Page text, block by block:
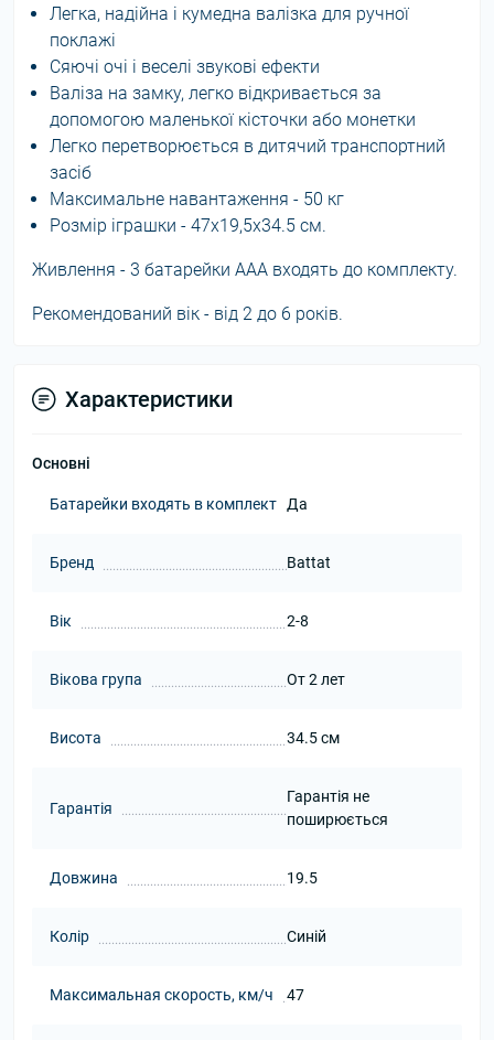
Легка, надійна і кумедна валізка для ручної
поклажі
Сяючі очі і веселі звукові ефекти
Валіза на замку, легко відкривається за
допомогою маленької кісточки або монетки
Легко перетворюється в дитячий транспортний
засіб
Максимальне навантаження - 50 кг
Розмір іграшки - 47х19,5х34.5 см.
Живлення - 3 батарейки ААА входять до комплекту.
Рекомендований вік - від 2 до 6 років.
Характеристики
Основні
Батарейки входять в комплект Да
Бренд Battat
Вік 2-8
Вікова група От 2 лет
Висота 34.5 см
Гарантія
Гарантія не
поширюється
Довжина 19.5
Колір Синій
Максимальная скорость, км/ч 47